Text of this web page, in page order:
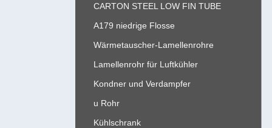
CARTON STEEL LOW FIN TUBE
A179 niedrige Flosse
Wärmetauscher-Lamellenrohre
Lamellenrohr für Luftkühler
Kondner und Verdampfer
u Rohr
Kühlschrank